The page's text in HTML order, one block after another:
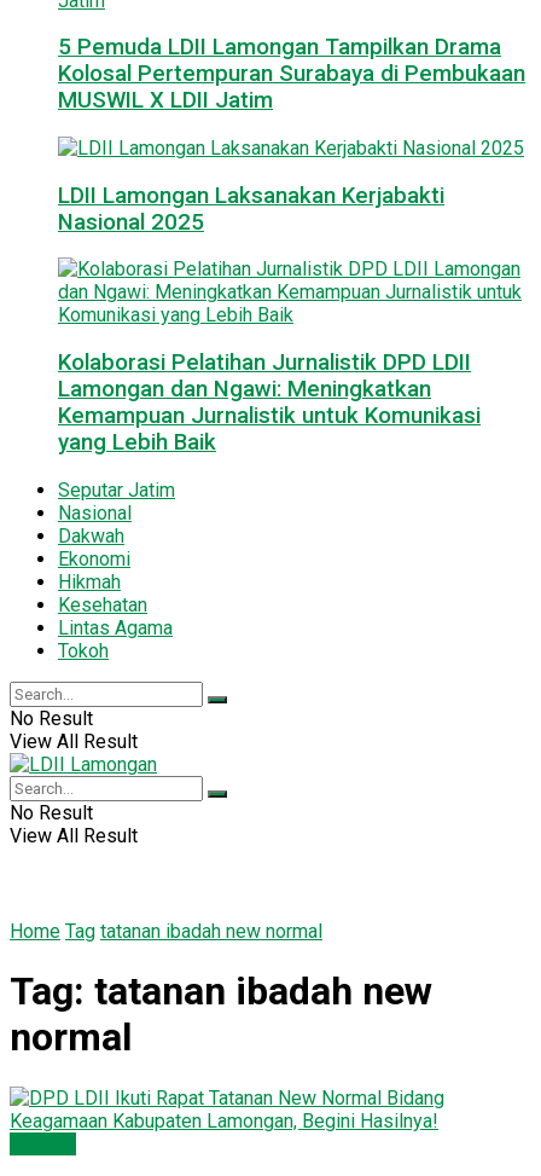
5 Pemuda LDII Lamongan Tampilkan Drama
Kolosal Pertempuran Surabaya di Pembukaan
MUSWIL X LDII Jatim
LDII Lamongan Laksanakan Kerjabakti
Nasional 2025
Kolaborasi Pelatihan Jurnalistik DPD LDII
Lamongan dan Ngawi: Meningkatkan
Kemampuan Jurnalistik untuk Komunikasi
yang Lebih Baik
Seputar Jatim
Nasional
Dakwah
Ekonomi
Hikmah
Kesehatan
Lintas Agama
Tokoh
No Result
View All Result
No Result
View All Result
Home Tag tatanan ibadah new normal
Tag: tatanan ibadah new
normal